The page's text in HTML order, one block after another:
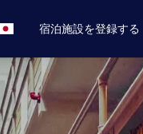
宿泊施設を登録する